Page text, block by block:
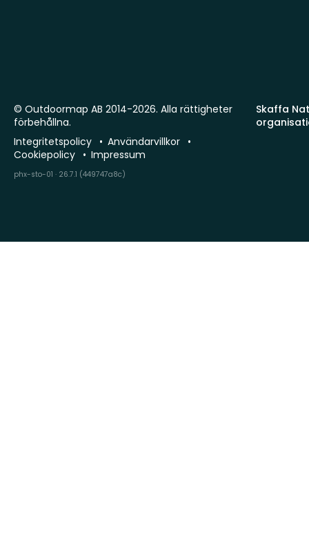
Skaffa
© Outdoormap AB 2014-2026. Alla rättigheter
förbehållna.
Integritetspolicy
Användarvillkor
Cookiepolicy
Impressum
phx-sto-01 · 26.7.1 (449747a8c)